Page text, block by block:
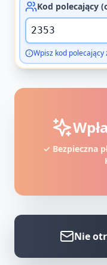
Kod polecający
Wpisz kod polecający
✓ Bezpieczna
Nie